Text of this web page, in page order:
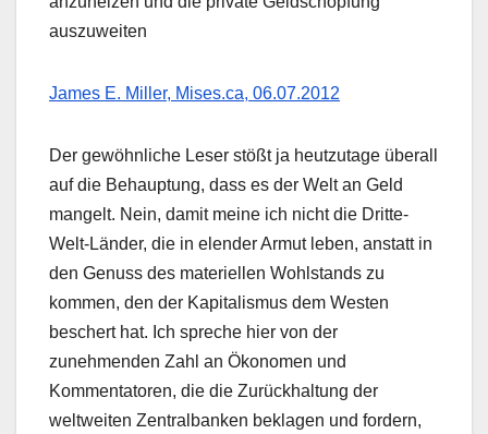
auszuweiten
James E. Miller, Mises.ca, 06.07.2012
Der gewöhnliche Leser stößt ja heutzutage überall
auf die Behauptung, dass es der Welt an Geld
mangelt. Nein, damit meine ich nicht die Dritte-
Welt-Länder, die in elender Armut leben, anstatt in
den Genuss des materiellen Wohlstands zu
kommen, den der Kapitalismus dem Westen
beschert hat. Ich spreche hier von der
zunehmenden Zahl an Ökonomen und
Kommentatoren, die die Zurückhaltung der
weltweiten Zentralbanken beklagen und fordern,